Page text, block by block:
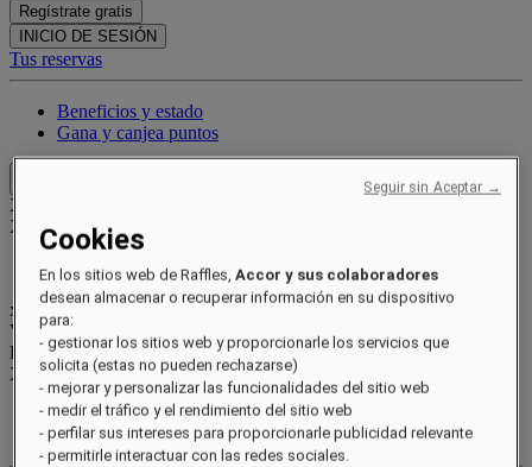
Regístrate gratis
INICIO DE SESIÓN
Tus reservas
Beneficios y estado
Gana y canjea puntos
Xxxx Xxxxxxxxx
XXXXXX X XXXXXXXX X
xxxxxxxx
Valid until
xx/xx/xxxx
Puntos de recompensa
XXXpts
Tu cuenta de fidelidad
Tus reservas
Cookies
En los sitios web de Raffles,Accor y sus colaboradores
desean almacenar o recuperar información en su dispositivo
para:
- gestionar los sitios web y proporcionarle los servicios que
solicita (estas no pueden rechazarse)
- mejorar y personalizar las funcionalidades del sitio web
- medir el tráfico y el rendimiento del sitio web
- perfilar sus intereses para proporcionarle publicidad relevante
- permitirle interactuar con las redes sociales.
Seguir sin Aceptar →